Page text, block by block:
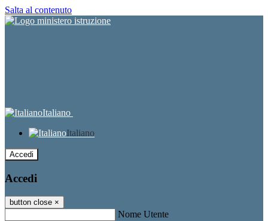
Salta al contenuto
Italiano
Italiano
Accedi
Accedi
button close ×
Nome Utente